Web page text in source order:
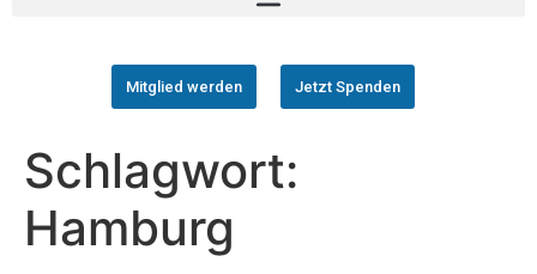
Mitglied werden Jetzt Spenden
Schlagwort:
Hamburg